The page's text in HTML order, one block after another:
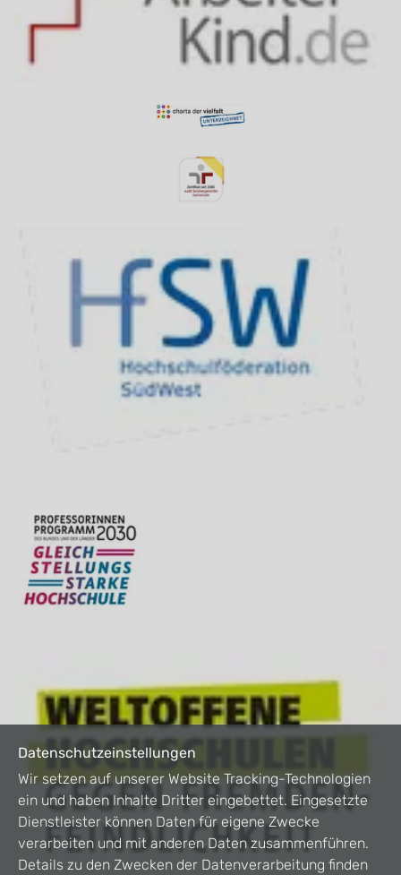
Datenschutzeinstellungen
Wir setzen auf unserer Website Tracking-Technologien
ein und haben Inhalte Dritter eingebettet. Eingesetzte
Dienstleister können Daten für eigene Zwecke
verarbeiten und mit anderen Daten zusammenführen.
Details zu den Zwecken der Datenverarbeitung finden